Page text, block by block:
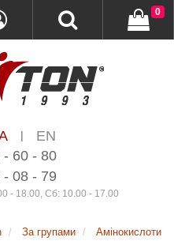
|
EN
- 60 - 80
- 08 - 79
- 18.00, Сб: 10.00 - 17.00
0
За групами Амінокислоти